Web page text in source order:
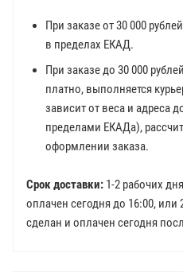
При заказе от 30 000
в пределах ЕКАД.
При заказе до 30 000
платно, выполняется
зависит от веса и адреса
пределами ЕКАДа),
оформлении заказа.
Срок доставки: 1-2 рабочих
оплачен сегодня до 16:00, или
сделан и оплачен сегодня